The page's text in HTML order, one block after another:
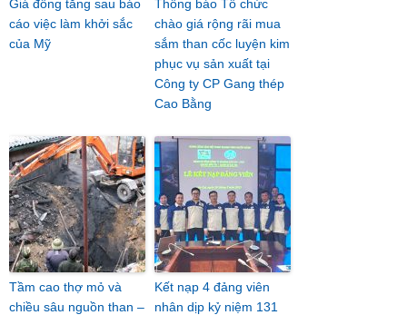
Giá đồng tăng sau báo
cáo việc làm khởi sắc
của Mỹ
Thông báo Tổ chức
chào giá rộng rãi mua
sắm than cốc luyện kim
phục vụ sản xuất tại
Công ty CP Gang thép
Cao Bằng
Tầm cao thợ mỏ và
chiều sâu nguồn than –
Kết nạp 4 đảng viên
nhân dịp kỷ niệm 131